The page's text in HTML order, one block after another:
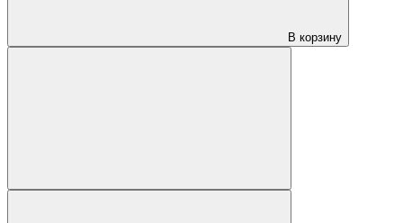
В корзину